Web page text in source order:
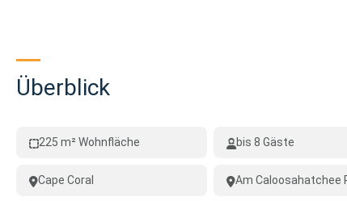
Überblick
225 m² Wohnfläche bis 8 Gäste
Cape Coral Am Caloosahatchee